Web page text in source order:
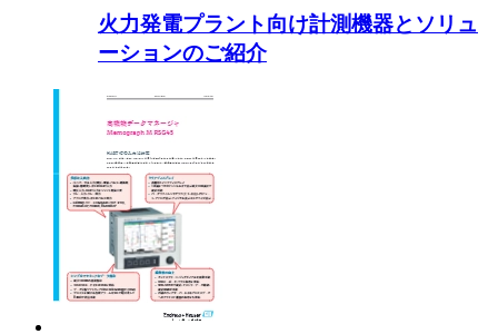
火力発電プラント向け計測機器とソリュ
ーションのご紹介